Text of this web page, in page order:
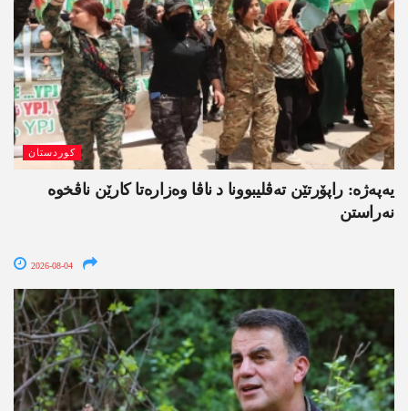
کوردستان
یەپەژە: راپۆرتێن تەڤلیبوونا د ناڤا وەزارەتا کارێن ناڤخوە
نەراستن
2026-08-04